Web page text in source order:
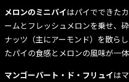
メロンのミニパイはパイでできた
ームとフレッシュメロンを乗せ、
ナッツ（主にアーモンド）を散ら
たパイの食感とメロンの風味が一体
マンゴーパート・ド・フリュイは